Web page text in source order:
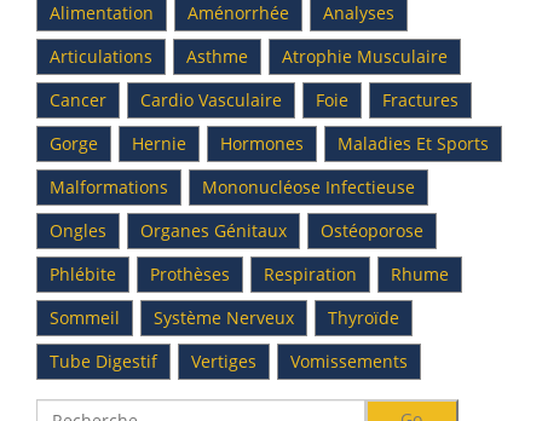
Alimentation Aménorrhée
Analyses
Articulations
Asthme
Atrophie Musculaire
Cancer
Cardio Vasculaire Foie
Fractures
Gorge
Hernie Hormones
Maladies Et Sports
Malformations
Mononucléose Infectieuse
Ongles
Organes Génitaux
Ostéoporose
Phlébite
Prothèses Respiration
Rhume
Sommeil
Système Nerveux
Thyroïde
Tube Digestif
Vertiges Vomissements